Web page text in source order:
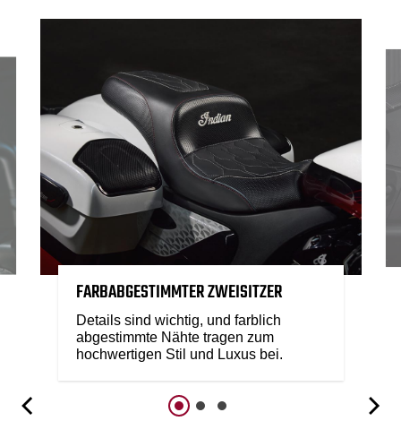
FARBABGESTIMMTER ZWEISITZER
Details sind wichtig, und farblich
abgestimmte Nähte tragen zum
hochwertigen Stil und Luxus bei.